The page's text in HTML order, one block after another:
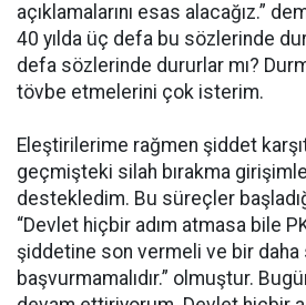
açıklamalarını esas alacağız.”
40 yılda üç defa bu sözlerinde
defa sözlerinde dururlar mı?
tövbe etmelerini çok isterim.
Eleştirilerime rağmen şiddet
geçmişteki silah bırakma
destekledim. Bu süreçler
“Devlet hiçbir adım atmasa bile
şiddetine son vermeli ve bir daha
başvurmamalıdır.” olmuştur.